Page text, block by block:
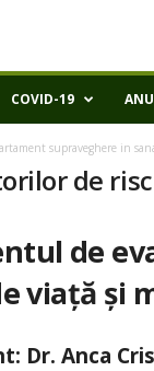
COVID-19
supraveghere in
de risc
de
viață și
Dr. Anca